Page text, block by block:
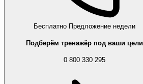
Бесплатно Предложение недели
Подберём тренажёр под ваши цели
0 800 330 295